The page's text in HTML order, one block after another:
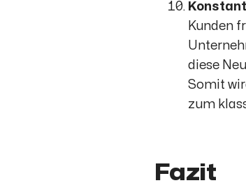
Kunden
diese
Somit
zum
Fazit